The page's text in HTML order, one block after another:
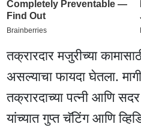
तक्रारदार मजुरीच्या
असल्याचा फायदा घेतला.
तक्रारदाच्या पत्नी आणि
यांच्यात गुप्त चॅटिंग आणि